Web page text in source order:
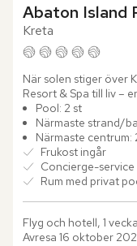
Abaton Island
Kreta
När solen stiger över
Resort & Spa till liv –
Medelhavets djupblåa
Pool: 2 st
Närmaste strand/
Närmaste centrum:
Frukost ingår
Concierge-service
Rum med privat
Flyg och hotell, 1
Avresa 16 oktober